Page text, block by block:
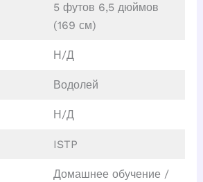
5 футов 6,5 дюймов
(169 см)
Н/Д
Водолей
Н/Д
ISTP
Домашнее обучение /